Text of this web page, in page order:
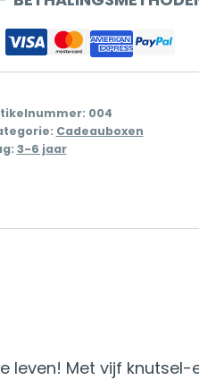
004
Cadeauboxen
3-6 jaar
leven! Met vijf